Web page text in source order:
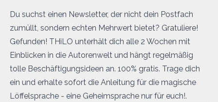
Du suchst einen Newsletter, der nicht dein Postfach
zumüllt, sondern echten Mehrwert bietet? Gratuliere!
Gefunden! THiLO unterhält dich alle 2 Wochen mit
Einblicken in die Autorenwelt und hängt regelmäßig
tolle Beschäftigungsideen an. 100% gratis. Trage dich
ein und erhalte sofort die Anleitung für die magische
Löffelsprache - eine Geheimsprache nur für euch!.